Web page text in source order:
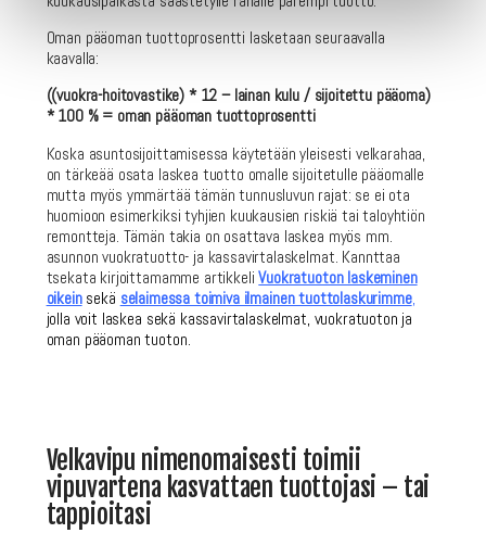
Oman pääoman tuottoprosentti lasketaan seuraavalla
kaavalla:
((vuokra-hoitovastike) * 12 – lainan kulu / sijoitettu pääoma)
* 100 % = oman pääoman tuottoprosentti
Koska asuntosijoittamisessa käytetään yleisesti velkarahaa,
on tärkeää osata laskea tuotto omalle sijoitetulle pääomalle
mutta myös ymmärtää tämän tunnusluvun rajat: se ei ota
huomioon esimerkiksi tyhjien kuukausien riskiä tai taloyhtiön
remontteja. Tämän takia on osattava laskea myös mm.
asunnon vuokratuotto- ja kassavirtalaskelmat. Kannttaa
tsekata kirjoittamamme artikkeliVuokratuoton laskeminen
oikein sekä selaimessa toimiva ilmainen tuottolaskurimme,
jolla voit laskea sekä kassavirtalaskelmat, vuokratuoton ja
oman pääoman tuoton.
Velkavipu nimenomaisesti toimii
vipuvartena kasvattaen tuottojasi – tai
tappioitasi